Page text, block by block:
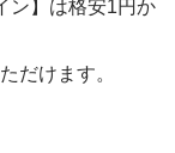
ン】は格安1円か
だけます。